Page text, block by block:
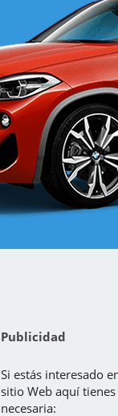
Publicidad
Si estás interesado
sitio Web aquí
necesaria: